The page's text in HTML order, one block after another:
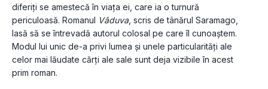
diferiţi se amestecă în viaţa ei, care ia o turnură
periculoasă. Romanul Văduva, scris de tânărul Saramago,
lasă să se întrevadă autorul colosal pe care îl cunoaştem.
Modul lui unic de-a privi lumea şi unele particularităţi ale
celor mai lăudate cărţi ale sale sunt deja vizibile în acest
prim roman.